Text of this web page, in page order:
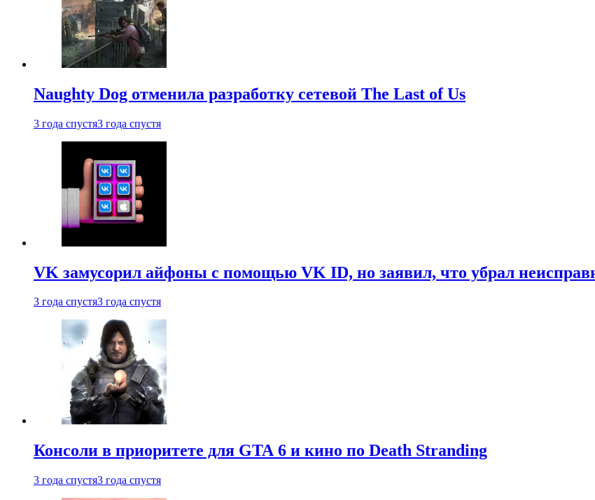
Naughty Dog отменила разработку сетевой The Last of Us
3 года спустя3 года спустя
VK замусорил айфоны с помощью VK ID, но заявил, что убрал
3 года спустя3 года спустя
Консоли в приоритете для GTA 6 и кино по Death Stranding
3 года спустя3 года спустя